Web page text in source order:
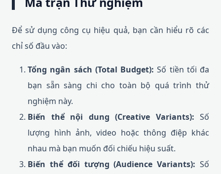
Để sử dụng công cụ hiệu quả, bạn cần hiểu rõ các
chỉ số đầu vào:
Tổng ngân sách (Total Budget): Số tiền tối đa
bạn sẵn sàng chi cho toàn bộ quá trình thử
nghiệm này.
Biến thể nội dung (Creative Variants): Số
lượng hình ảnh, video hoặc thông điệp khác
nhau mà bạn muốn đối chiếu hiệu suất.
Biến thể đối tượng (Audience Variants): Số